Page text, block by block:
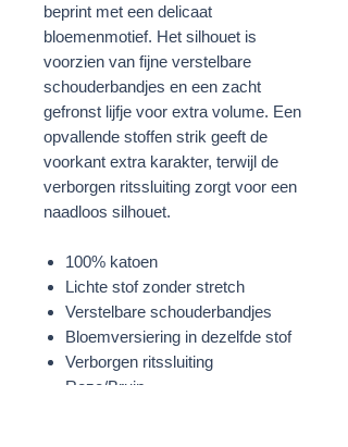
beprint met een delicaat
bloemenmotief. Het silhouet is
voorzien van fijne verstelbare
schouderbandjes en een zacht
gefronst lijfje voor extra volume. Een
opvallende stoffen strik geeft de
voorkant extra karakter, terwijl de
verborgen ritssluiting zorgt voor een
naadloos silhouet.
100% katoen
Lichte stof zonder stretch
Verstelbare schouderbandjes
Bloemversiering in dezelfde stof
Verborgen ritssluiting
Roze/Bruin